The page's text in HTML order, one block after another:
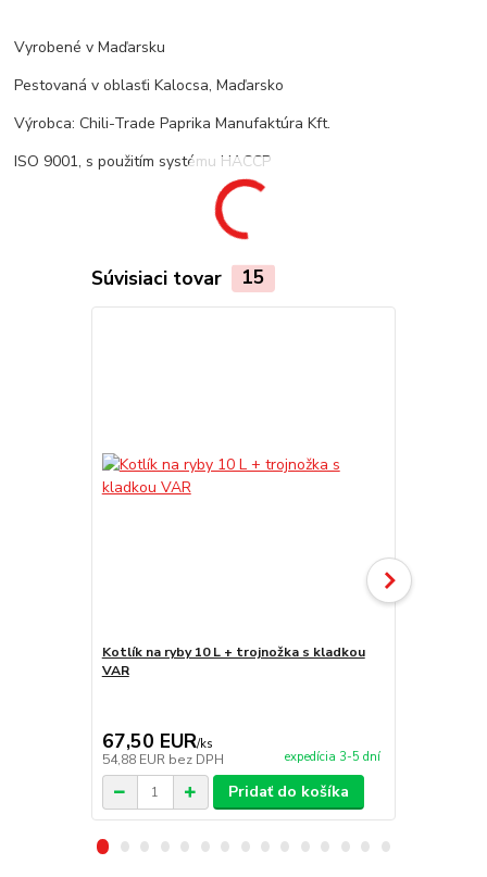
Vyrobené v Maďarsku
Pestovaná v oblasťi Kalocsa, Maďarsko
Výrobca: Chili-Trade Paprika Manufaktúra Kft.
ISO 9001, s použitím systému HACCP
Súvisiaci tovar 15
Kotlík na ryby 10 L + trojnožka s kladkou
VAR
67,50 EUR/ks
54,88 EUR bez DPH expedícia 3-5 dní
Pridať do košíka